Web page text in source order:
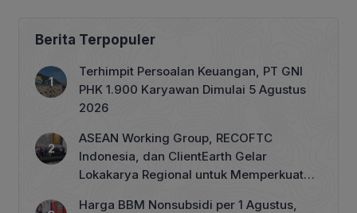
Berita Terpopuler
Terhimpit Persoalan Keuangan, PT GNI
PHK 1.900 Karyawan Dimulai 5 Agustus
2026
ASEAN Working Group, RECOFTC
Indonesia, dan ClientEarth Gelar
Lokakarya Regional untuk Memperkuat
Harga BBM Nonsubsidi per 1 Agustus,